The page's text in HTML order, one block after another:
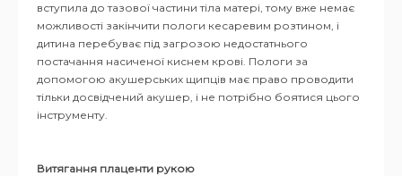
вступила до тазової частини тіла матері, тому вже немає
можливості закінчити пологи кесаревим розтином, і
дитина перебуває під загрозою недостатнього
постачання насиченої киснем крові. Пологи за
допомогою акушерських щипців має право проводити
тільки досвідчений акушер, і не потрібно боятися цього
інструменту.
Витягання плаценти рукою